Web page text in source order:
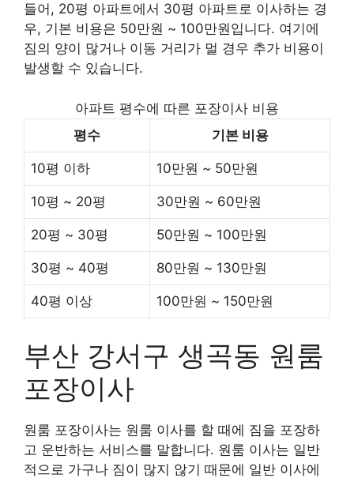
들어, 20평 아파트에서 30평 아파트로 이사하는 경
우, 기본 비용은 50만원 ~ 100만원입니다. 여기에
짐의 양이 많거나 이동 거리가 멀 경우 추가 비용이
발생할 수 있습니다.
아파트 평수에 따른 포장이사 비용
평수
기본 비용
10평 이하 10만원 ~ 50만원
10평 ~ 20평 30만원 ~ 60만원
20평 ~ 30평 50만원 ~ 100만원
30평 ~ 40평 80만원 ~ 130만원
40평 이상 100만원 ~ 150만원
부산 강서구 생곡동 원룸
포장이사
원룸 포장이사는 원룸 이사를 할 때에 짐을 포장하
고 운반하는 서비스를 말합니다. 원룸 이사는 일반
적으로 가구나 짐이 많지 않기 때문에 일반 이사에